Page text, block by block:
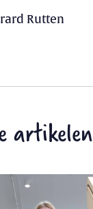
Rutten
artikelen